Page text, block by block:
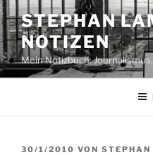
Zum
Inhalt
springen
STEPHAN
NOTIZEN
Mein Notizbuch:
VERÖFFENTLICHT
30/1/2010 VON STEPHAN